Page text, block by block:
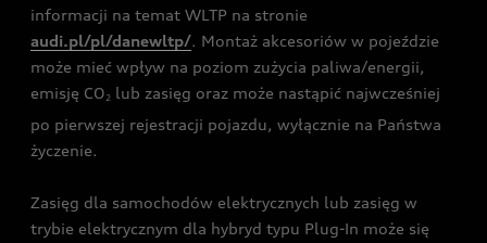
informacji na temat WLTP na stronie
audi.pl/pl/danewltp/. Montaż akcesoriów w pojeździe
może mieć wpływ na poziom zużycia paliwa/energii,
emisję CO2 lub zasięg oraz może nastąpić najwcześniej
po pierwszej rejestracji pojazdu, wyłącznie na Państwa
życzenie.
Zasięg dla samochodów elektrycznych lub zasięg w
trybie elektrycznym dla hybryd typu Plug-In może się